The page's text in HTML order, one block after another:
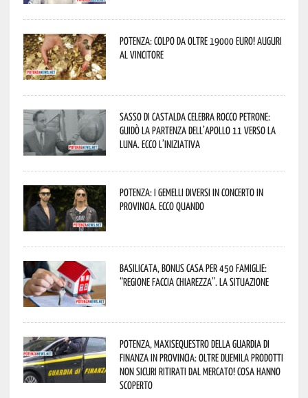
Potenza: colpo da oltre 19000 Euro! Auguri
al vincitore
Sasso di Castalda celebra Rocco Petrone:
guidò la partenza dell’Apollo 11 verso la
Luna. Ecco l’iniziativa
Potenza: i Gemelli DiVersi in concerto in
provincia. Ecco quando
Basilicata, Bonus casa per 450 famiglie:
“Regione faccia chiarezza”. La situazione
Potenza, maxisequestro della Guardia di
Finanza in provincia: oltre duemila prodotti
non sicuri ritirati dal mercato! Cosa hanno
scoperto